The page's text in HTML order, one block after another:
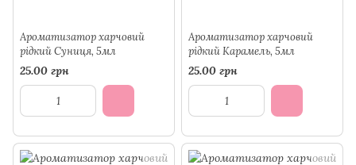
Ароматизатор харчовий
рідкий Суниця, 5мл
25.00 грн
Ароматизатор харчовий
рідкий Карамель, 5мл
25.00 грн